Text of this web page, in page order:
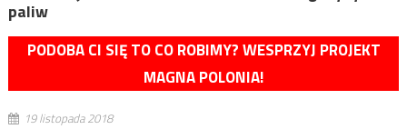
paliw
PODOBA CI SIĘ TO CO ROBIMY? WESPRZYJ PROJEKT
MAGNA POLONIA!
19 listopada 2018